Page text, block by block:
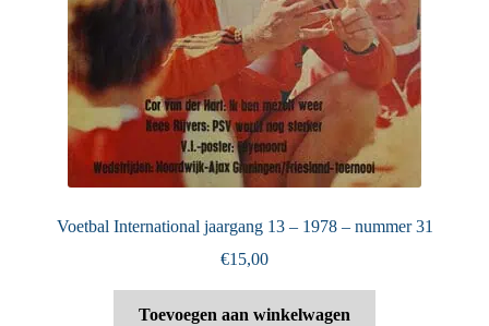
Voetbal International jaargang 13 – 1978 – nummer 31
€15,00
Toevoegen aan winkelwagen